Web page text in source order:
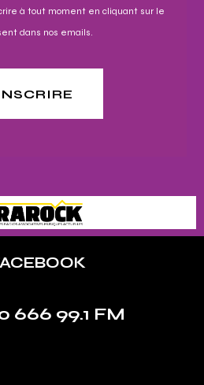
à tout moment en cliquant sur le
dans nos emails.
666 99.1 FM